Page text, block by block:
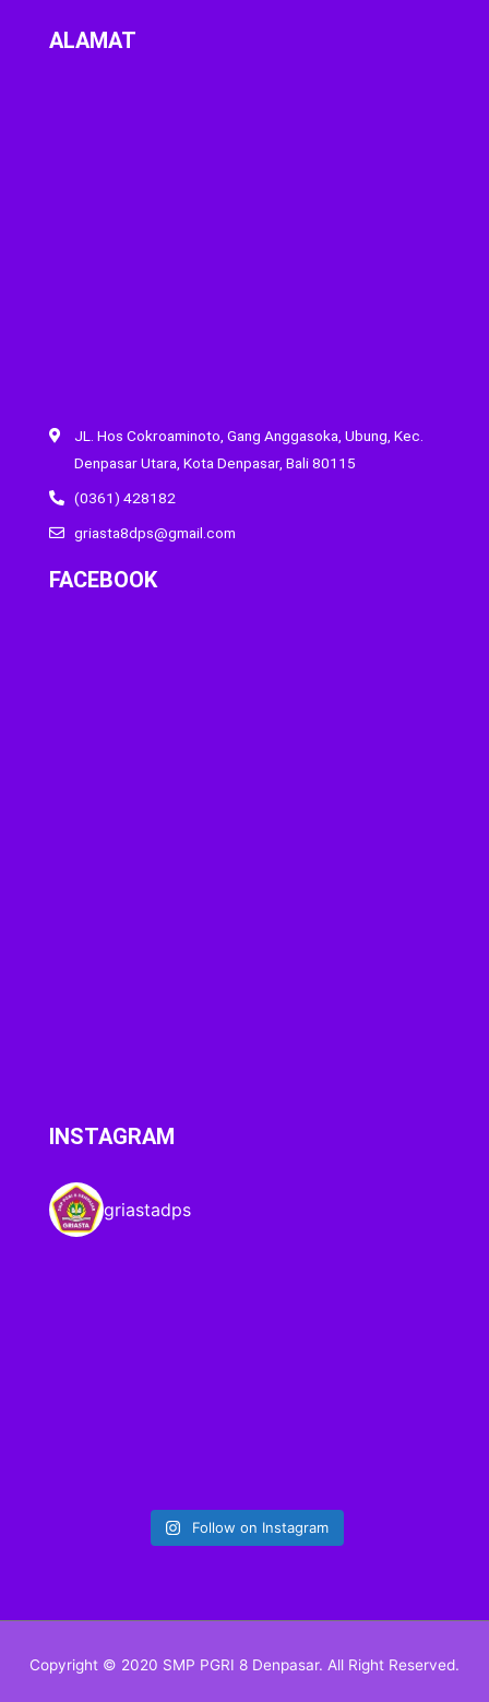
ALAMAT
JL. Hos Cokroaminoto, Gang Anggasoka, Ubung, Kec.
Denpasar Utara, Kota Denpasar, Bali 80115
(0361) 428182
griasta8dps@gmail.com
FACEBOOK
INSTAGRAM
griastadps
Follow on Instagram
Copyright © 2020 SMP PGRI 8 Denpasar. All Right Reserved.